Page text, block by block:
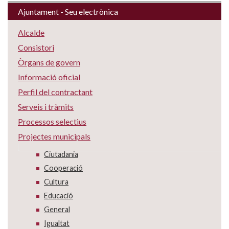
Ajuntament - Seu electrònica
Alcalde
Consistori
Òrgans de govern
Informació oficial
Perfil del contractant
Serveis i tràmits
Processos selectius
Projectes municipals
Ciutadania
Cooperació
Cultura
Educació
General
Igualtat